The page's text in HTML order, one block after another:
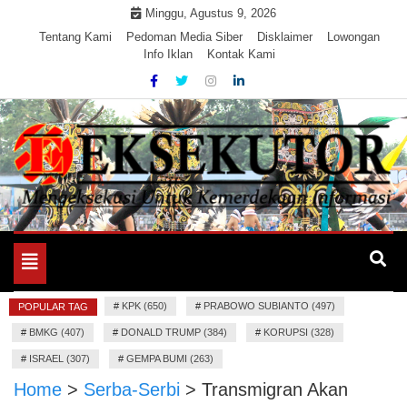
Minggu, Agustus 9, 2026
Tentang Kami
Pedoman Media Siber Disklaimer
Lowongan
Info Iklan
Kontak Kami
EKSEKUTOR
Mengeksekusi Berita Untuk Kemerdekaan dan Keadilan
Toggle
navigation
POPULAR TAG # KPK (650) # PRABOWO SUBIANTO (497)
# BMKG (407) # DONALD TRUMP (384) # KORUPSI (328)
# ISRAEL (307) # GEMPA BUMI (263)
Home > Serba-Serbi > Transmigran Akan